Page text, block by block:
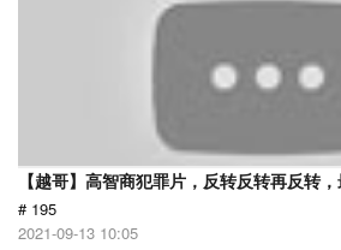
【越哥】高智商犯罪片，反转反转再反转
# 195
2021-09-13 10:05